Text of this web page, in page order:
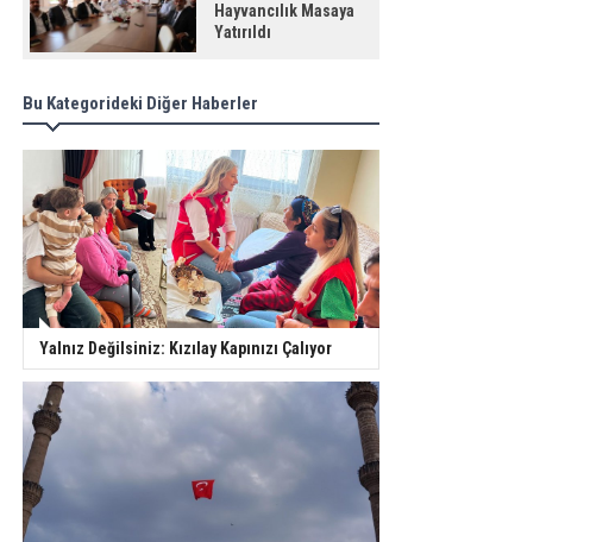
Hayvancılık Masaya
Yatırıldı
Bu Kategorideki Diğer Haberler
Yalnız Değilsiniz: Kızılay Kapınızı Çalıyor